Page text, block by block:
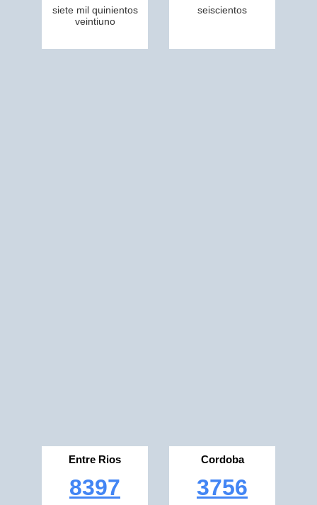
siete mil quinientos
veintiuno
seiscientos
Entre Rios
8397
Cordoba
3756